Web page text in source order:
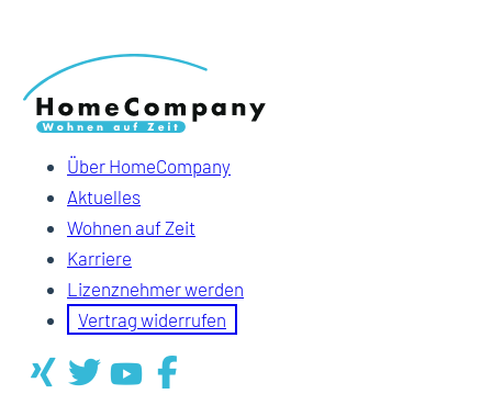
Über HomeCompany
Aktuelles
Wohnen auf Zeit
Karriere
Lizenznehmer werden
Vertrag widerrufen